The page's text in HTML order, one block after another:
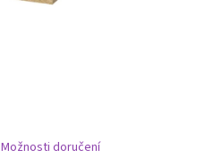
Možnosti doručení